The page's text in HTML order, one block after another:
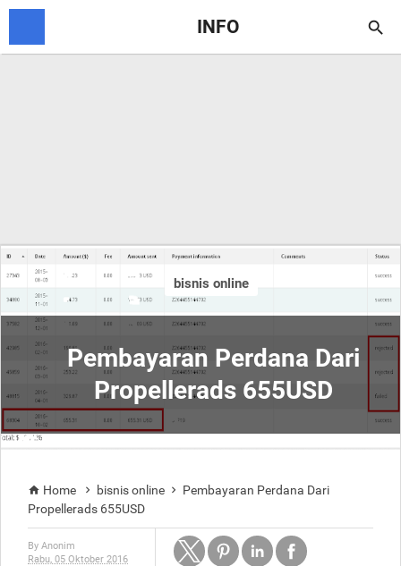
INFO 
Pembayaran Perdana Dari
Propellerads 655USD
bisnis online
 Home  bisnis online 
Pembayaran Perdana Dari
Propellerads 655USD
By Anonim
Rabu, 05 Oktober 2016